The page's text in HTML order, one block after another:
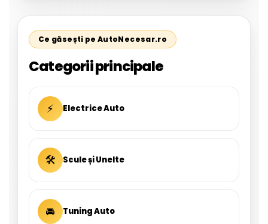
Ce găsești pe AutoNecesar.ro
Categorii principale
⚡ Electrice Auto
🛠 Scule și Unelte
🚘 Tuning Auto